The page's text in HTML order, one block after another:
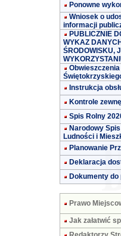
Ponowne
Wniosek o
informacji
PUBLICZNIE
WYKAZ
ŚRODOWISKU,
Instrukcja
Kontrole
Spis Rolny
Narodowy
Ludności i
Planowanie
Deklaracja
Dokumenty do
Prawo
Jak załatwić